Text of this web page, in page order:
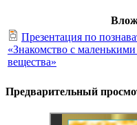
Презентация по
«Знакомство с
вещества»
Предварительный